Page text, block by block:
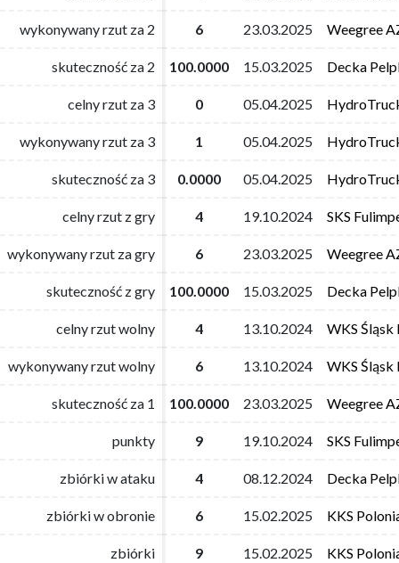
wykonywany rzut za 2 6 23.03.2025 Weegree
skuteczność za 2 100.0000 15.03.2025 Decka
celny rzut za 3 0 05.04.2025
wykonywany rzut za 3 1 05.04.2025
skuteczność za 3 0.0000 05.04.2025
celny rzut z gry 4 19.10.2024 SKS
wykonywany rzut za gry 6 23.03.2025 Weegree
skuteczność z gry 100.0000 15.03.2025 Decka
celny rzut wolny 4 13.10.2024 WKS Śląsk
wykonywany rzut wolny 6 13.10.2024 WKS Śląsk
skuteczność za 1 100.0000 23.03.2025 Weegree
punkty 9 19.10.2024 SKS
zbiórki w ataku 4 08.12.2024 Decka
zbiórki w obronie 6 15.02.2025 KKS
zbiórki 9 15.02.2025 KKS
wykonywany rzut za 2 6 23.03.2025 Weegree
skuteczność za 2 100.0000 15.03.2025 Decka
celny rzut za 3 0 05.04.2025
wykonywany rzut za 3 1 05.04.2025
skuteczność za 3 0.0000 05.04.2025
celny rzut z gry 4 19.10.2024 SKS
wykonywany rzut za gry 6 23.03.2025 Weegree
skuteczność z gry 100.0000 15.03.2025 Decka
celny rzut wolny 4 13.10.2024 WKS Śląsk
wykonywany rzut wolny 6 13.10.2024 WKS Śląsk
skuteczność za 1 100.0000 23.03.2025 Weegree
punkty 9 19.10.2024 SKS
zbiórki w ataku 4 08.12.2024 Decka
zbiórki w obronie 6 15.02.2025 KKS
zbiórki 9 15.02.2025 KKS